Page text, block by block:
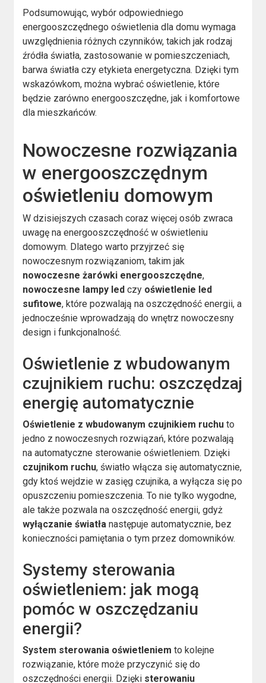
Podsumowując, wybór odpowiedniego
energooszczędnego oświetlenia dla domu wymaga
uwzględnienia różnych czynników, takich jak rodzaj
źródła światła, zastosowanie w pomieszczeniach,
barwa światła czy etykieta energetyczna. Dzięki tym
wskazówkom, można wybrać oświetlenie, które
będzie zarówno energooszczędne, jak i komfortowe
dla mieszkańców.
Nowoczesne rozwiązania
w energooszczędnym
oświetleniu domowym
W dzisiejszych czasach coraz więcej osób zwraca
uwagę na energooszczędność w oświetleniu
domowym. Dlatego warto przyjrzeć się
nowoczesnym rozwiązaniom, takim jak
nowoczesne żarówki energooszczędne,
nowoczesne lampy led czy oświetlenie led
sufitowe, które pozwalają na oszczędność energii, a
jednocześnie wprowadzają do wnętrz nowoczesny
design i funkcjonalność.
Oświetlenie z wbudowanym
czujnikiem ruchu: oszczędzaj
energię automatycznie
Oświetlenie z wbudowanym czujnikiem ruchu to
jedno z nowoczesnych rozwiązań, które pozwalają
na automatyczne sterowanie oświetleniem. Dzięki
czujnikom ruchu, światło włącza się automatycznie,
gdy ktoś wejdzie w zasięg czujnika, a wyłącza się po
opuszczeniu pomieszczenia. To nie tylko wygodne,
ale także pozwala na oszczędność energii, gdyż
wyłączanie światła następuje automatycznie, bez
konieczności pamiętania o tym przez domowników.
Systemy sterowania
oświetleniem: jak mogą
pomóc w oszczędzaniu
energii?
System sterowania oświetleniem to kolejne
rozwiązanie, które może przyczynić się do
oszczędności energii. Dzięki sterowaniu